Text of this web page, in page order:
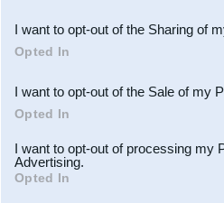
Downstream Participants
third parties.
I want to opt-out of the Sharing of
Opted In
I want to opt-out of the Sale of my
Opted In
I want to opt-out of processing my
Advertising.
Opted In